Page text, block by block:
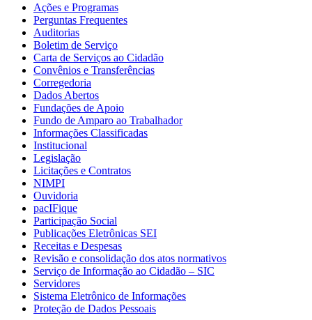
Ações e Programas
Perguntas Frequentes
Auditorias
Boletim de Serviço
Carta de Serviços ao Cidadão
Convênios e Transferências
Corregedoria
Dados Abertos
Fundações de Apoio
Fundo de Amparo ao Trabalhador
Informações Classificadas
Institucional
Legislação
Licitações e Contratos
NIMPI
Ouvidoria
pacIFique
Participação Social
Publicações Eletrônicas SEI
Receitas e Despesas
Revisão e consolidação dos atos normativos
Serviço de Informação ao Cidadão – SIC
Servidores
Sistema Eletrônico de Informações
Proteção de Dados Pessoais